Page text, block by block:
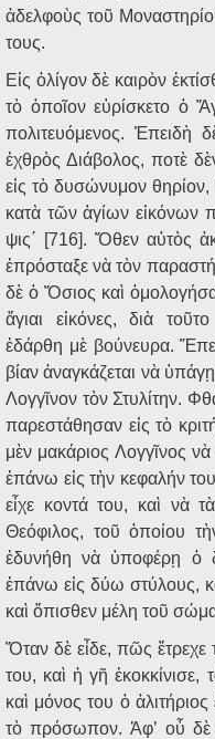
ἀδελφοὺς τοῦ
τους.
Εἰς ὀλίγον δὲ καιρὸν
τὸ ὁποῖον εὑρίσκετο ὁ
πολιτευόμενος.
ἐχθρὸς Διάβολος, ποτὲ
εἰς τὸ δυσώνυμον
κατὰ τῶν ἁγίων εἰκόνων
ψις΄ [716]. Ὅθεν αὐτὸς
ἐπρόσταξε νὰ τὸν
δὲ ὁ Ὅσιος καὶ
ἅγιαι εἰκόνες, διὰ
ἐδάρθη μὲ βούνευρα.
βίαν ἀναγκάζεται νὰ
Λογγῖνον τὸν Στυλίτην.
παρεστάθησαν εἰς τὸ
μὲν μακάριος Λογγῖνος
ἐπάνω εἰς τὴν κεφαλήν
εἶχε κοντά του, καὶ νὰ
Θεόφιλος, τοῦ ὁποίου
ἐδυνήθη νὰ ὑποφέρῃ ὁ
ἐπάνω εἰς δύω στύλους,
καὶ ὄπισθεν μέλη τοῦ
Ὅταν δὲ εἶδε, πῶς
του, καὶ ἡ γῆ
καὶ μόνος του ὁ
τὸ πρόσωπον. Ἀφ’ οὗ δὲ